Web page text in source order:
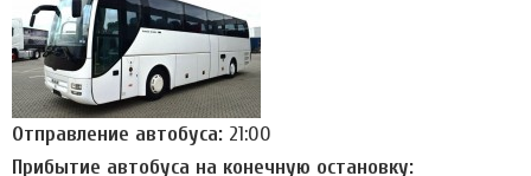
Отправление автобуса: 21:00
Прибытие автобуса на конечную остановку: